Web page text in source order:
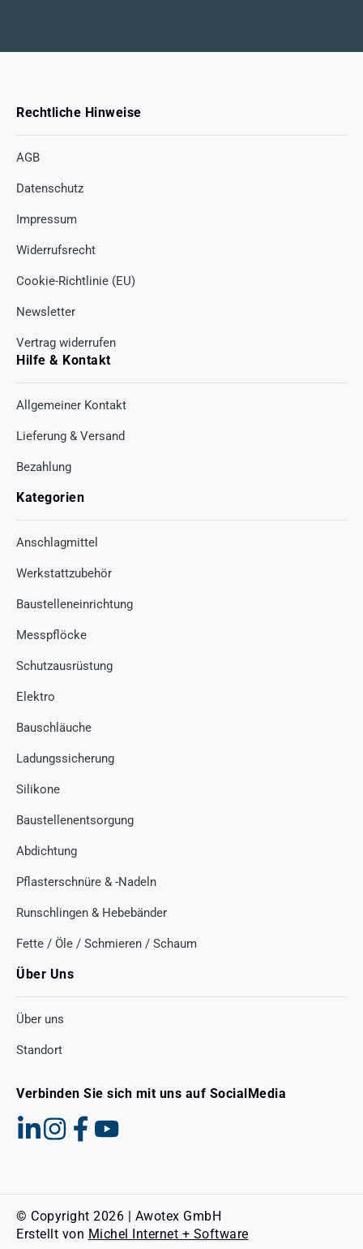
Rechtliche Hinweise
AGB
Datenschutz
Impressum
Widerrufsrecht
Cookie-Richtlinie (EU)
Newsletter
Vertrag widerrufen
Hilfe & Kontakt
Allgemeiner Kontakt
Lieferung & Versand
Bezahlung
Kategorien
Anschlagmittel
Werkstattzubehör
Baustelleneinrichtung
Messpflöcke
Schutzausrüstung
Elektro
Bauschläuche
Ladungssicherung
Silikone
Baustellenentsorgung
Abdichtung
Pflasterschnüre & -Nadeln
Runschlingen & Hebebänder
Fette / Öle / Schmieren / Schaum
Über Uns
Über uns
Standort
Verbinden Sie sich mit uns auf SocialMedia
© Copyright 2026 | Awotex GmbH
Erstellt von Michel Internet + Software